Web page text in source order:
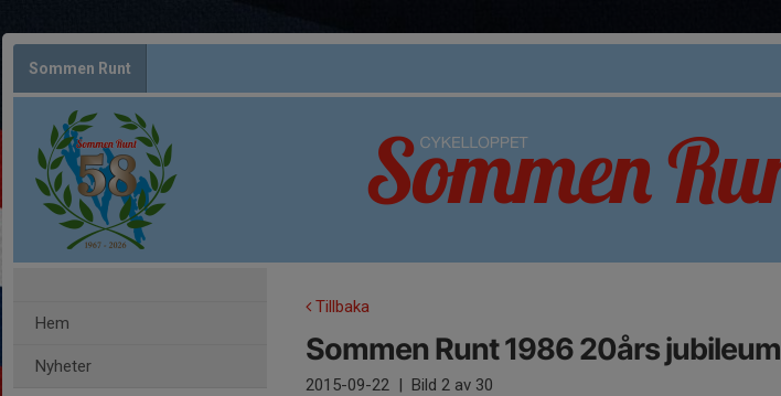
Sommen Runt
Hem
Nyheter
Tillbaka
Sommen Runt 1986 20års jubileum
2015-09-22 | Bild 2 av 30